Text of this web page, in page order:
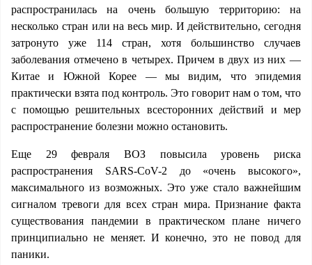
распространилась на очень большую территорию: на
несколько стран или на весь мир. И действительно, сегодня
затронуто уже 114 стран, хотя большинство случаев
заболевания отмечено в четырех. Причем в двух из них —
Китае и Южной Корее — мы видим, что эпидемия
практически взята под контроль. Это говорит нам о том, что
с помощью решительных всесторонних действий и мер
распространение болезни можно остановить.
Еще 29 февраля ВОЗ повысила уровень риска
распространения SARS-CoV-2 до «очень высокого»,
максимального из возможных. Это уже стало важнейшим
сигналом тревоги для всех стран мира. Признание факта
существования пандемии в практическом плане ничего
принципиально не меняет. И конечно, это не повод для
паники.